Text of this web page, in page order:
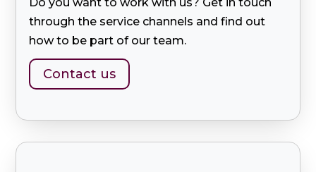
through the service channels and find out
how to be part of our team.
Contact us